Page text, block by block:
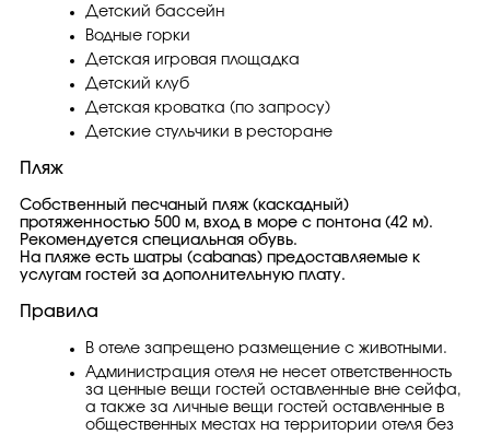
Детский бассейн
Водные горки
Детская игровая площадка
Детский клуб
Детская кроватка (по запросу)
Детские стульчики в ресторане
Пляж
Собственный песчаный пляж (каскадный)
протяженностью 500 м, вход в море с понтона (42 м).
Рекомендуется специальная обувь.
На пляже есть шатры (cabanas) предоставляемые к
услугам гостей за дополнительную плату.
Правила
В отеле запрещено размещение с животными.
Администрация отеля не несет ответственность
за ценные вещи гостей оставленные вне сейфа,
а также за личные вещи гостей оставленные в
общественных местах на территории отеля без